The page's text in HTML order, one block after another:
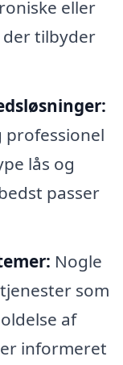
eller
der tilbyder
professionel
lås og
passer
Nogle
som
af
informeret